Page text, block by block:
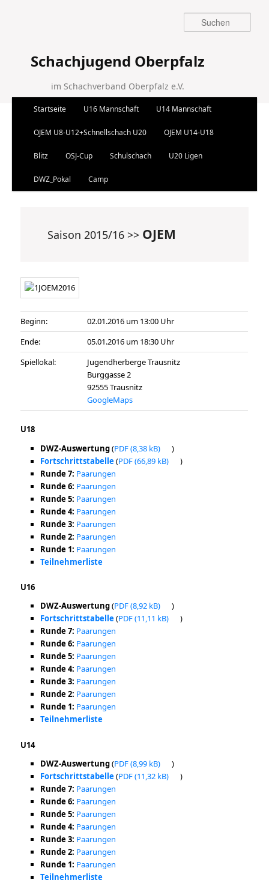
Schachjugend Oberpfalz
im Schachverband Oberpfalz e.V.
Suchen
Zum Inhalt wechseln
Zum sekundären Inhalt wechseln
Startseite U16 Mannschaft U14 Mannschaft
OJEM U8-U12+Schnellschach U20 OJEM U14-U18
Blitz OSJ-Cup Schulschach U20 Ligen
DWZ_Pokal Camp
Saison 2015/16 >> OJEM
Beginn:
02.01.2016 um 13:00 Uhr
Ende:
05.01.2016 um 18:30 Uhr
Spiellokal:
Jugendherberge Trausnitz
Burggasse 2
92555 Trausnitz
GoogleMaps
U18
DWZ-Auswertung(PDF
)
Fortschrittstabelle(PDF
)
Runde 7: Paarungen
Runde 6: Paarungen
Runde 5: Paarungen
Runde 4: Paarungen
Runde 3: Paarungen
Runde 2: Paarungen
Runde 1: Paarungen
Teilnehmerliste
U16
DWZ-Auswertung(PDF
)
Fortschrittstabelle(PDF
)
Runde 7: Paarungen
Runde 6: Paarungen
Runde 5: Paarungen
Runde 4: Paarungen
Runde 3: Paarungen
Runde 2: Paarungen
Runde 1: Paarungen
Teilnehmerliste
U14
DWZ-Auswertung(PDF
)
Fortschrittstabelle(PDF
)
Runde 7: Paarungen
Runde 6: Paarungen
Runde 5: Paarungen
Runde 4: Paarungen
Runde 3: Paarungen
Runde 2: Paarungen
Runde 1: Paarungen
Teilnehmerliste